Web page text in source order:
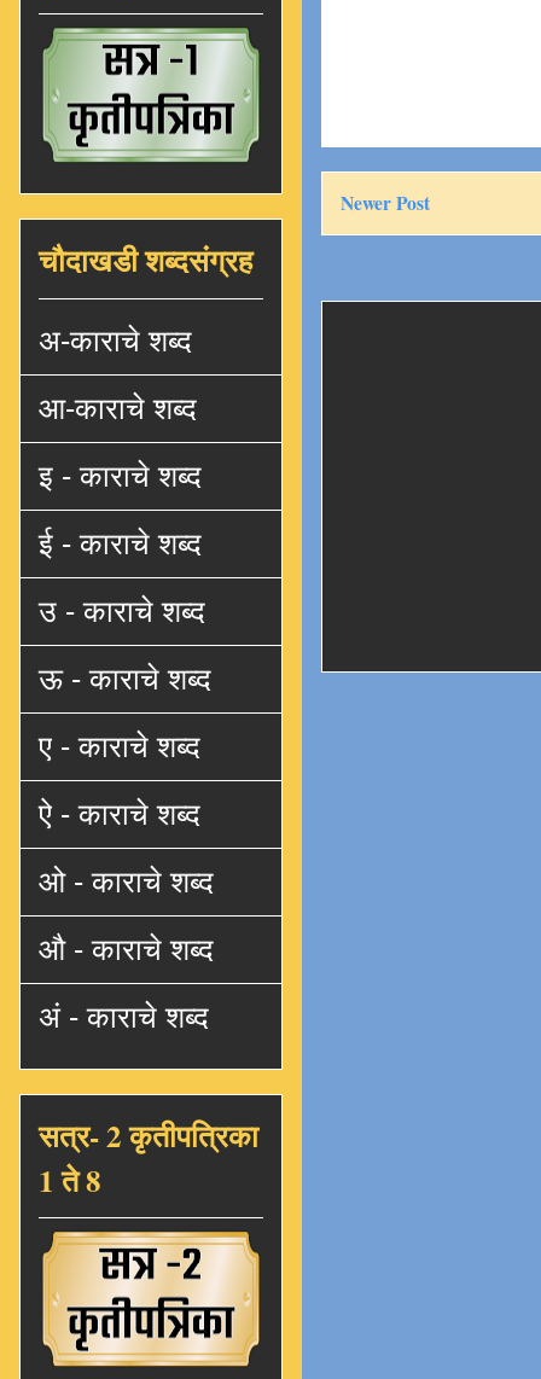
Newer Post
चौदाखडी शब्दसंग्रह
अ-काराचे शब्द
आ-काराचे शब्द
इ - काराचे शब्द
ई - काराचे शब्द
उ - काराचे शब्द
ऊ - काराचे शब्द
ए - काराचे शब्द
ऐ - काराचे शब्द
ओ - काराचे शब्द
औ - काराचे शब्द
अं - काराचे शब्द
सत्र- 2 कृतीपत्रिका
1 ते 8